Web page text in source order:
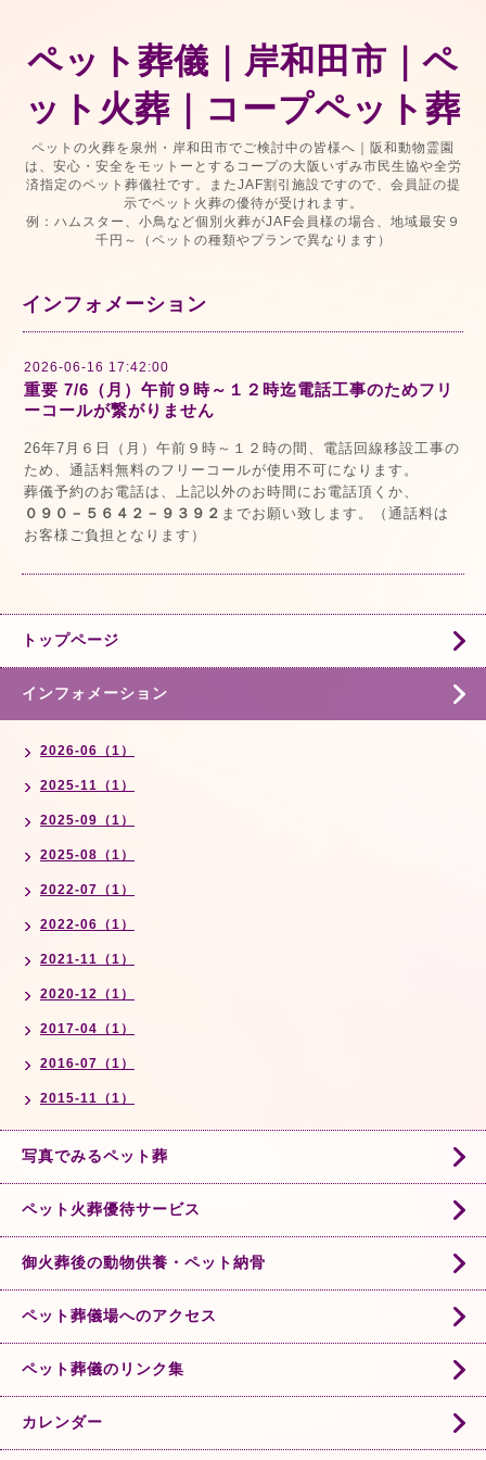
ペット葬儀｜岸和田市｜ペ
ット火葬｜コープペット葬
ペットの火葬を泉州・岸和田市でご検討中の皆様へ｜阪和動物霊園
は、安心・安全をモットーとするコープの大阪いずみ市民生協や全労
済指定のペット葬儀社です。またJAF割引施設ですので、会員証の提
示でペット火葬の優待が受けれます。
例：ハムスター、小鳥など個別火葬がJAF会員様の場合、地域最安９
千円～（ペットの種類やプランで異なります）
インフォメーション
2026-06-16 17:42:00
重要 7/6（月）午前９時～１２時迄電話工事のためフリ
ーコールが繋がりません
26年7月６日（月）午前９時～１２時の間、電話回線移設工事の
ため、通話料無料のフリーコールが使用不可になります。
葬儀予約のお電話は、上記以外のお時間にお電話頂くか、
０９０－５６４２－９３９２ までお願い致します。（通話料は
お客様ご負担となります）
トップページ
インフォメーション
2026-06（1）
2025-11（1）
2025-09（1）
2025-08（1）
2022-07（1）
2022-06（1）
2021-11（1）
2020-12（1）
2017-04（1）
2016-07（1）
2015-11（1）
写真でみるペット葬
ペット火葬優待サービス
御火葬後の動物供養・ペット納骨
ペット葬儀場へのアクセス
ペット葬儀のリンク集
カレンダー